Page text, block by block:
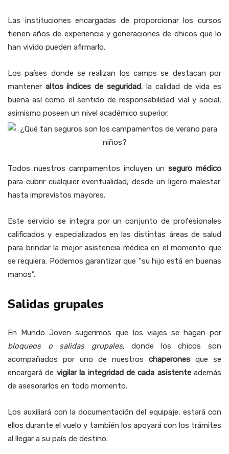
Las instituciones encargadas de proporcionar los cursos
tienen años de experiencia y generaciones de chicos que lo
han vivido pueden afirmarlo.
Los países donde se realizan los camps se destacan por
mantener altos índices de seguridad, la calidad de vida es
buena así como el sentido de responsabilidad vial y social,
asimismo poseen un nivel académico superior.
Todos nuestros campamentos incluyen un seguro médico
para cubrir cualquier eventualidad, desde un ligero malestar
hasta imprevistos mayores.
Este servicio se integra por un conjunto de profesionales
calificados y especializados en las distintas áreas de salud
para brindar la mejor asistencia médica en el momento que
se requiera. Podemos garantizar que “su hijo está en buenas
manos”.
Salidas grupales
En Mundo Joven sugerimos que los viajes se hagan por
bloqueos o salidas grupales, donde los chicos son
acompañados por uno de nuestros chaperones que se
encargará de vigilar la integridad de cada asistente además
de asesorarlos en todo momento.
Los auxiliará con la documentación del equipaje, estará con
ellos durante el vuelo y también los apoyará con los trámites
al llegar a su país de destino.